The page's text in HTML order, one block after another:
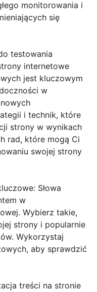
monitorowania i
się
testowania
internetowe
jest kluczowym
w
i technik, które
strony w wynikach
rad, które mogą Ci
swojej strony
Słowa
w
Wybierz takie,
strony i popularnie
Wykorzystaj
aby sprawdzić
treści na stronie